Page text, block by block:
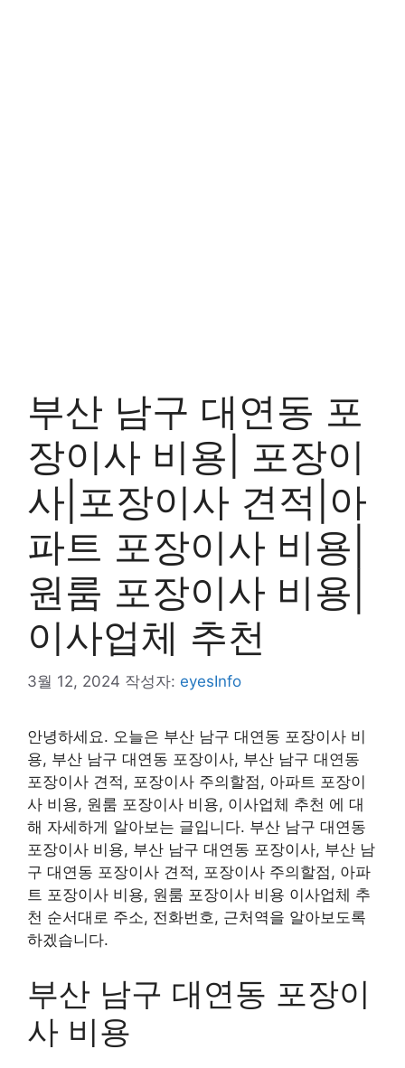
부산 남구 대연동 포
장이사 비용| 포장이
사|포장이사 견적|아
파트 포장이사 비용|
원룸 포장이사 비용|
이사업체 추천
3월 12, 2024 작성자: eyesInfo
안녕하세요. 오늘은 부산 남구 대연동 포장이사 비
용, 부산 남구 대연동 포장이사, 부산 남구 대연동
포장이사 견적, 포장이사 주의할점, 아파트 포장이
사 비용, 원룸 포장이사 비용, 이사업체 추천 에 대
해 자세하게 알아보는 글입니다. 부산 남구 대연동
포장이사 비용, 부산 남구 대연동 포장이사, 부산 남
구 대연동 포장이사 견적, 포장이사 주의할점, 아파
트 포장이사 비용, 원룸 포장이사 비용 이사업체 추
천 순서대로 주소, 전화번호, 근처역을 알아보도록
하겠습니다.
부산 남구 대연동 포장이
사 비용